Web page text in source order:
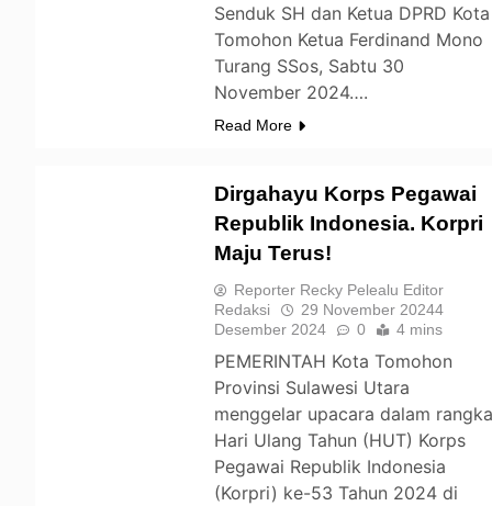
Senduk SH dan Ketua DPRD Kota
Tomohon Ketua Ferdinand Mono
Turang SSos, Sabtu 30
November 2024….
Read More
Dirgahayu Korps Pegawai
Republik Indonesia. Korpri
Maju Terus!
Reporter Recky Pelealu Editor
Redaksi
29 November 20244
Desember 2024
0 4 mins
PEMERINTAH Kota Tomohon
Provinsi Sulawesi Utara
menggelar upacara dalam
Hari Ulang Tahun (HUT) Korps
Pegawai Republik Indonesia
(Korpri) ke-53 Tahun 2024 di